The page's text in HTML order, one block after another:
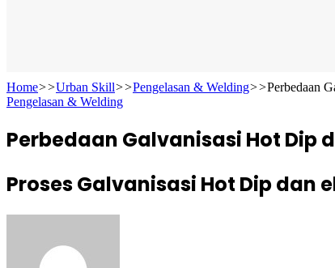
Home>>Urban Skill>>Pengelasan & Welding>>Perbedaan
Pengelasan & Welding
Perbedaan Galvanisasi Hot
Proses Galvanisasi Hot Dip dan